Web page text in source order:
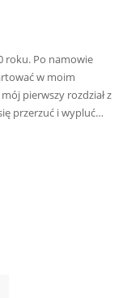
roku. Po namowie
w moim
pierwszy rozdział z
przerzuć i wypluć…